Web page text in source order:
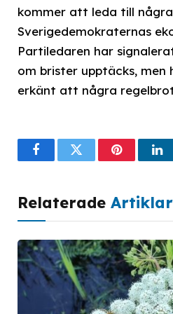
kommer att leda till
Sverigedemokraternas
Partiledaren har
om brister upptäcks,
erkänt att några
FacebookTwitterPinterest
Relaterade Artiklar